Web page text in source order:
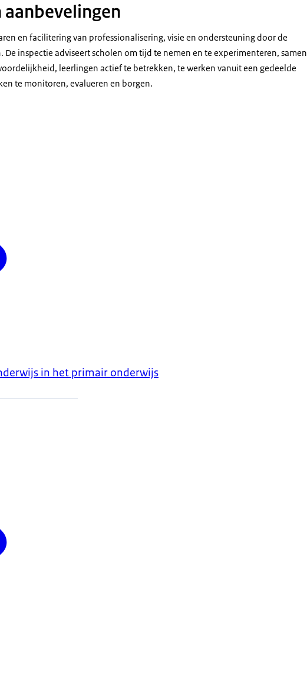
en facilitering van professionalisering, visie en ondersteuning door de
inspectie adviseert scholen om tijd te nemen en te experimenteren, samen
leerlingen actief te betrekken, te werken vanuit een gedeelde
te monitoren, evalueren en borgen.
in het primair onderwijs